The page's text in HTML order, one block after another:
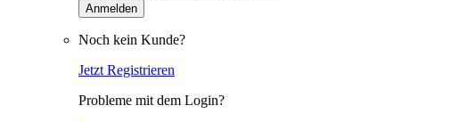
Anmelden
Noch kein Kunde?
Jetzt Registrieren
Probleme mit dem Login?